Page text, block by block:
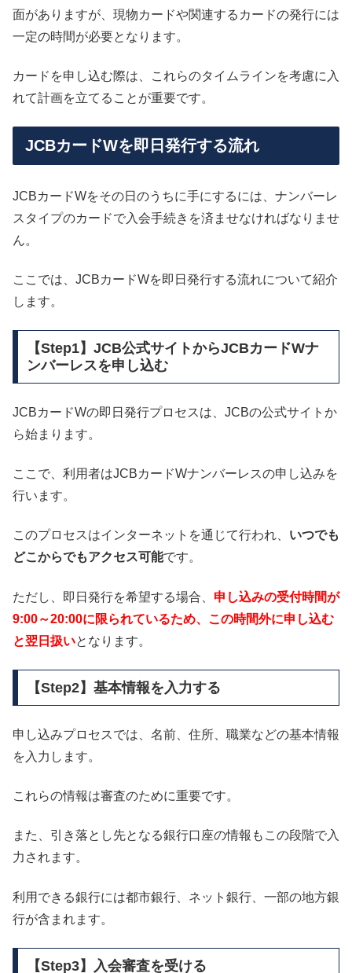
面がありますが、現物カードや関連するカードの発行には
一定の時間が必要となります。
カードを申し込む際は、これらのタイムラインを考慮に入
れて計画を立てることが重要です。
JCBカードWを即日発行する流れ
JCBカードWをその日のうちに手にするには、ナンバーレ
スタイプのカードで入会手続きを済ませなければなりませ
ん。
ここでは、JCBカードWを即日発行する流れについて紹介
します。
【Step1】JCB公式サイトからJCBカードWナ
ンバーレスを申し込む
JCBカードWの即日発行プロセスは、JCBの公式サイトか
ら始まります。
ここで、利用者はJCBカードWナンバーレスの申し込みを
行います。
このプロセスはインターネットを通じて行われ、 いつでも
どこからでもアクセス可能です。
ただし、即日発行を希望する場合、 申し込みの受付時間が
9:00～20:00に限られているため、この時間外に申し込む
と翌日扱いとなります。
【Step2】基本情報を入力する
申し込みプロセスでは、名前、住所、職業などの基本情報
を入力します。
これらの情報は審査のために重要です。
また、引き落とし先となる銀行口座の情報もこの段階で入
力されます。
利用できる銀行には都市銀行、ネット銀行、一部の地方銀
行が含まれます。
【Step3】入会審査を受ける